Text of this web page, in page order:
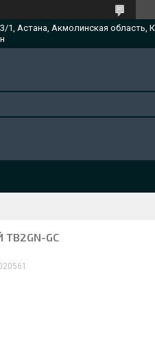
1, Астана, Акмолинская область,
GC